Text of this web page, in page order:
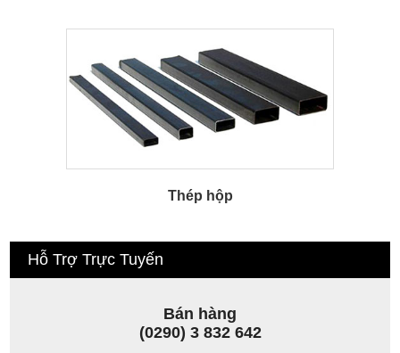
Thép hộp
Hỗ Trợ Trực Tuyến
Bán hàng
(0290) 3 832 642